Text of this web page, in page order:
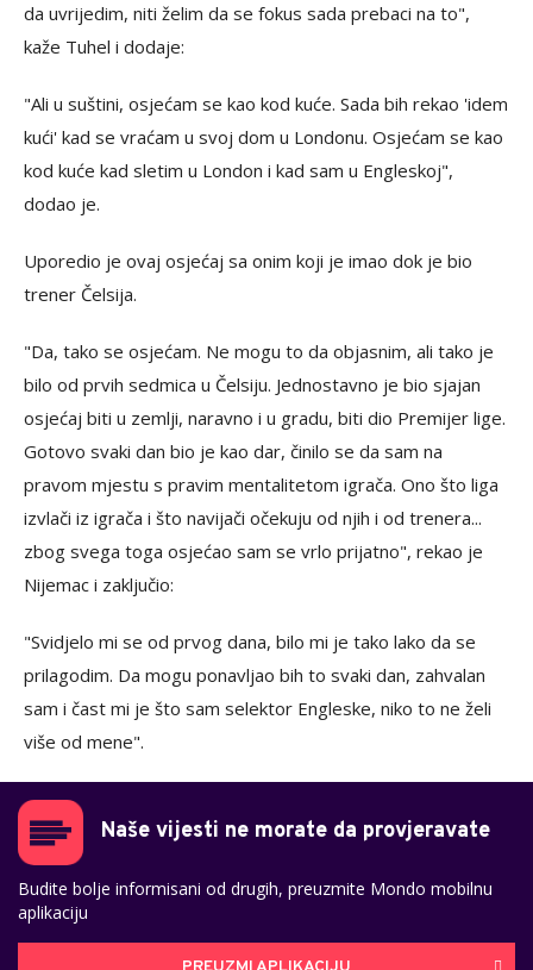
da uvrijedim, niti želim da se fokus sada prebaci na to",
kaže Tuhel i dodaje:
"Ali u suštini, osjećam se kao kod kuće. Sada bih rekao 'idem
kući' kad se vraćam u svoj dom u Londonu. Osjećam se kao
kod kuće kad sletim u London i kad sam u Engleskoj",
dodao je.
Uporedio je ovaj osjećaj sa onim koji je imao dok je bio
trener Čelsija.
"Da, tako se osjećam. Ne mogu to da objasnim, ali tako je
bilo od prvih sedmica u Čelsiju. Jednostavno je bio sjajan
osjećaj biti u zemlji, naravno i u gradu, biti dio Premijer lige.
Gotovo svaki dan bio je kao dar, činilo se da sam na
pravom mjestu s pravim mentalitetom igrača. Ono što liga
izvlači iz igrača i što navijači očekuju od njih i od trenera...
zbog svega toga osjećao sam se vrlo prijatno", rekao je
Nijemac i zaključio:
"Svidjelo mi se od prvog dana, bilo mi je tako lako da se
prilagodim. Da mogu ponavljao bih to svaki dan, zahvalan
sam i čast mi je što sam selektor Engleske, niko to ne želi
više od mene".
Naše vijesti ne morate da provjeravate
Budite bolje informisani od drugih, preuzmite Mondo mobilnu
aplikaciju